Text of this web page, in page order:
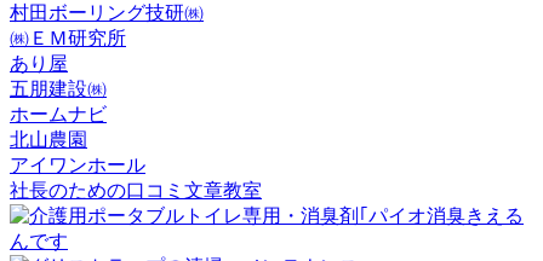
村田ボーリング技研㈱
㈱ＥＭ研究所
あり屋
五朋建設㈱
ホームナビ
北山農園
アイワンホール
社長のための口コミ文章教室